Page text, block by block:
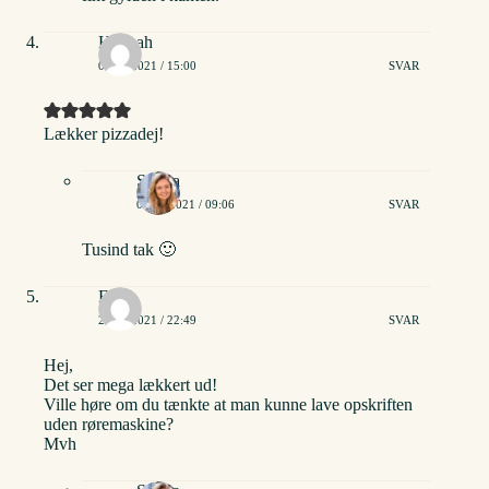
Hannah
02/12/2021 / 15:00 SVAR
Lækker pizzadej!
Stinna
03/12/2021 / 09:06 SVAR
Tusind tak 🙂
Elva
27/12/2021 / 22:49 SVAR
Hej,
Det ser mega lækkert ud!
Ville høre om du tænkte at man kunne lave opskriften
uden røremaskine?
Mvh